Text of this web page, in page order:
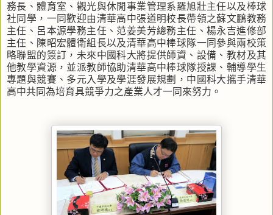
務長、體育室、觀光與休閒事業管理系羅旭壯主任以及棒球
社同學，一同歡迎由清華高中張道明校長帶領之蘇文鵬教務
主任、呂本源學務主任、范姜美芳總務主任、楊永吉進修部
主任、陳昭宏體衛組長以及清華高中棒球隊一同參與兩校策
略聯盟的簽訂，未來中國科大將提供師資、設備、教材及其
他教學資源，並派教師協助清華高中棒球隊授課、輔導學生
專題與競賽、多元入學及學涯發展規劃，中國科大攜手清華
高中共同為培育具競爭力之產業人才一同來努力。